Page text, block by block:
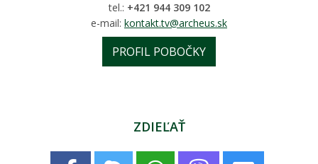
tel.: +421 944 309 102
e-mail: kontakt.tv@archeus.sk
PROFIL POBOČKY
ZDIEĽAŤ